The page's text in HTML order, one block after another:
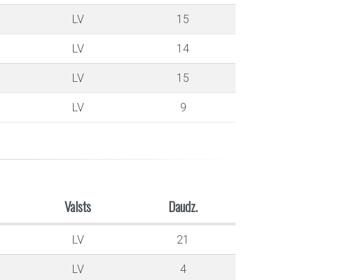
LV 15
LV 14
LV 15
LV 9
Valsts Daudz.
LV 21
LV 4